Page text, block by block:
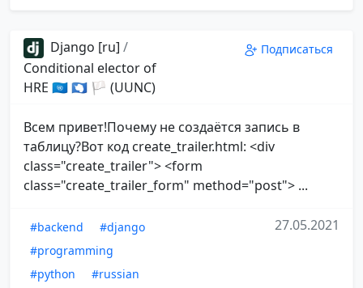
Django [ru] /
Conditional elector of
HRE 🇺🇳 🇦🇶 🏳 (UUNC)
Подписаться
Всем привет!Почему не создаётся запись в
таблицу?Вот код create_trailer.html: <div
class="create_trailer"> <form
class="create_trailer_form" method="post"> ...
#backend
#django
#programming
#python
#russian
27.05.2021